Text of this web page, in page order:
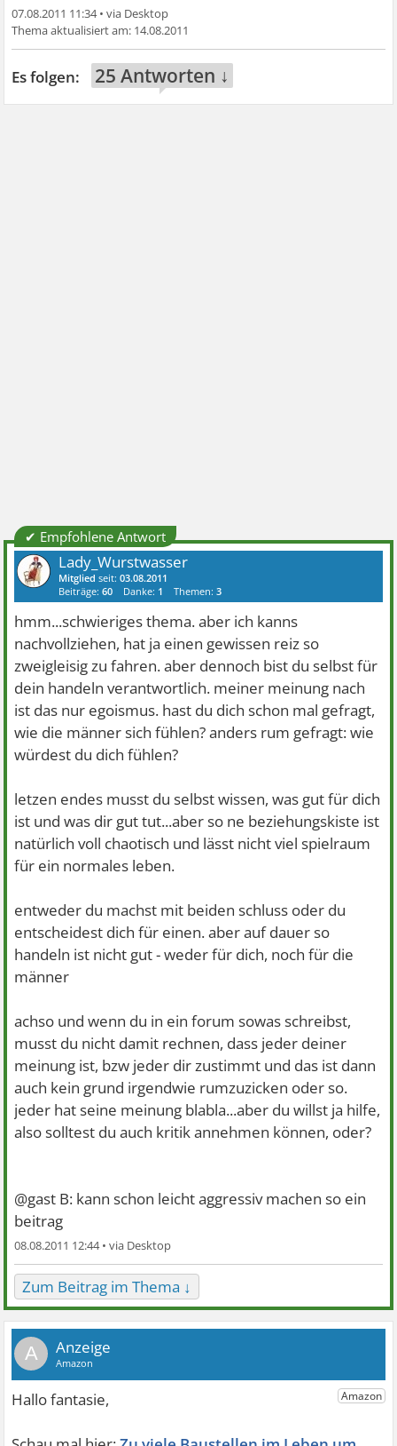
07.08.2011 11:34•
14.08.2011
25 Antworten ↓
✔ Empfohlene Antwort
Lady_Wurstwasser
Mitglied seit:03.08.2011
Beiträge:60 Danke: 1 Themen:3
hmm...schwieriges thema. aber ich kanns
nachvollziehen, hat ja einen gewissen reiz so
zweigleisig zu fahren. aber dennoch bist du selbst für
dein handeln verantwortlich. meiner meinung nach
ist das nur egoismus. hast du dich schon mal gefragt,
wie die männer sich fühlen? anders rum gefragt: wie
würdest du dich fühlen?
letzen endes musst du selbst wissen, was gut für dich
ist und was dir gut tut...aber so ne beziehungskiste ist
natürlich voll chaotisch und lässt nicht viel spielraum
für ein normales leben.
entweder du machst mit beiden schluss oder du
entscheidest dich für einen. aber auf dauer so
handeln ist nicht gut - weder für dich, noch für die
männer
achso und wenn du in ein forum sowas schreibst,
musst du nicht damit rechnen, dass jeder deiner
meinung ist, bzw jeder dir zustimmt und das ist dann
auch kein grund irgendwie rumzuzicken oder so.
jeder hat seine meinung blabla...aber du willst ja hilfe,
also solltest du auch kritik annehmen können, oder?
@gast B: kann schon leicht aggressiv machen so ein
beitrag
08.08.2011 12:44 •
Zum Beitrag im Thema ↓
A